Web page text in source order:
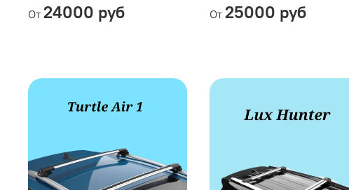
От 24000 руб От 25000 руб